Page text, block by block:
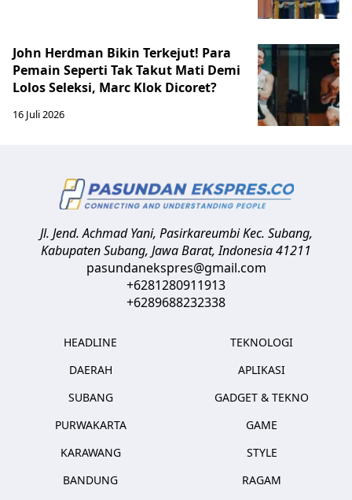
John Herdman Bikin Terkejut! Para
Pemain Seperti Tak Takut Mati Demi
Lolos Seleksi, Marc Klok Dicoret?
16 Juli 2026
Jl. Jend. Achmad Yani, Pasirkareumbi Kec. Subang,
Kabupaten Subang, Jawa Barat,Indonesia41211
pasundanekspres@gmail.com
+6281280911913
+6289688232338
HEADLINE
DAERAH
SUBANG
PURWAKARTA
KARAWANG
BANDUNG
TEKNOLOGI
APLIKASI
GADGET & TEKNO
GAME
STYLE
RAGAM